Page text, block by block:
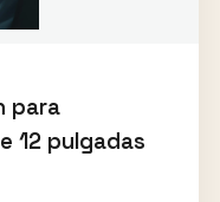
para
12 pulgadas